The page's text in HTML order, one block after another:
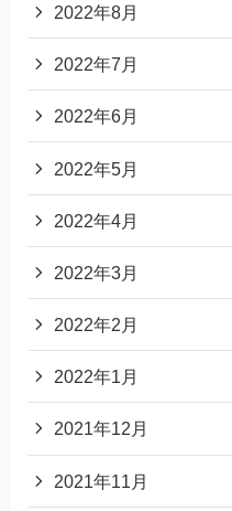
2022年8月
2022年7月
2022年6月
2022年5月
2022年4月
2022年3月
2022年2月
2022年1月
2021年12月
2021年11月